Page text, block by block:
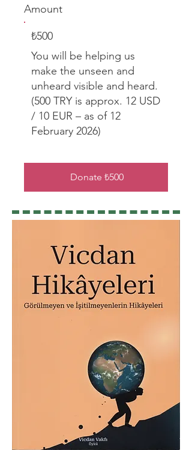
Amount
You will be helping us
make the unseen and
unheard visible and heard.
(500 TRY is approx. 12 USD
/ 10 EUR – as of 12
February 2026)
₺500
Donate ₺500